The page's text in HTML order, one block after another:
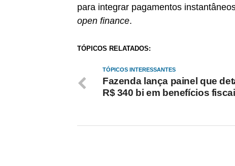
para integrar pagamentos
open finance.
TÓPICOS RELATADOS:
TÓPICOS INTERESSANTES
Fazenda lança painel que
R$ 340 bi em benefícios